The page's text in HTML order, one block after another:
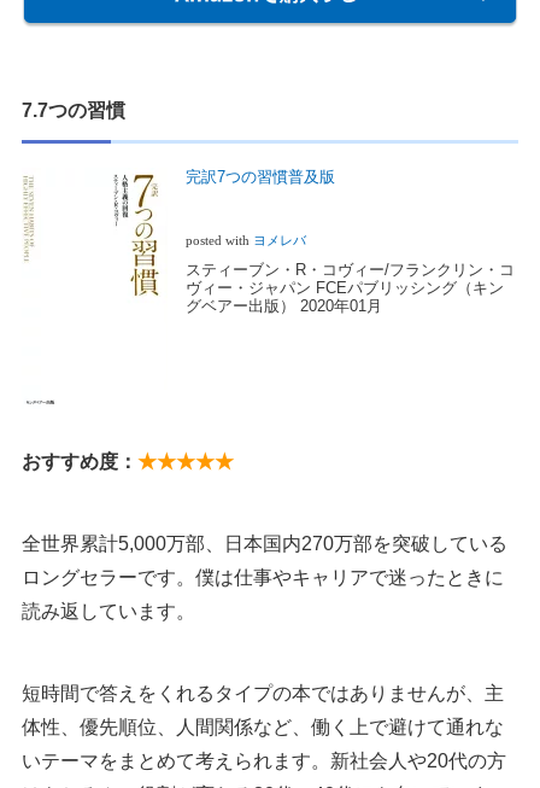
7.7つの習慣
完訳7つの習慣普及版
posted with ヨメレバ
スティーブン・R・コヴィー/フランクリン・コ
ヴィー・ジャパン FCEパブリッシング（キン
グベアー出版） 2020年01月
おすすめ度： ★★★★★
全世界累計5,000万部、日本国内270万部を突破している
ロングセラーです。僕は仕事やキャリアで迷ったときに
読み返しています。
短時間で答えをくれるタイプの本ではありませんが、主
体性、優先順位、人間関係など、働く上で避けて通れな
いテーマをまとめて考えられます。新社会人や20代の方